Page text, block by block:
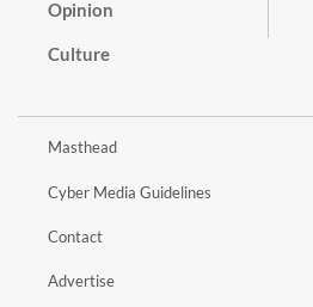
Opinion
Culture
Masthead
Cyber Media Guidelines
Contact
Advertise